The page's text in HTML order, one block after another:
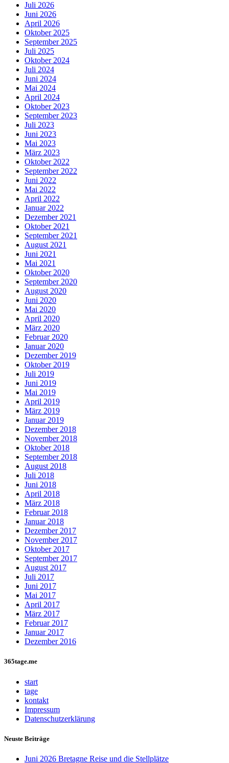
Juli 2026
Juni 2026
April 2026
Oktober 2025
September 2025
Juli 2025
Oktober 2024
Juli 2024
Juni 2024
Mai 2024
April 2024
Oktober 2023
September 2023
Juli 2023
Juni 2023
Mai 2023
März 2023
Oktober 2022
September 2022
Juni 2022
Mai 2022
April 2022
Januar 2022
Dezember 2021
Oktober 2021
September 2021
August 2021
Juni 2021
Mai 2021
Oktober 2020
September 2020
August 2020
Juni 2020
Mai 2020
April 2020
März 2020
Februar 2020
Januar 2020
Dezember 2019
Oktober 2019
Juli 2019
Juni 2019
Mai 2019
April 2019
März 2019
Januar 2019
Dezember 2018
November 2018
Oktober 2018
September 2018
August 2018
Juli 2018
Juni 2018
April 2018
März 2018
Februar 2018
Januar 2018
Dezember 2017
November 2017
Oktober 2017
September 2017
August 2017
Juli 2017
Juni 2017
Mai 2017
April 2017
März 2017
Februar 2017
Januar 2017
Dezember 2016
365tage.me
start
tage
kontakt
Impressum
Datenschutzerklärung
Neuste Beiträge
Juni 2026 Bretagne Reise und die Stellplätze